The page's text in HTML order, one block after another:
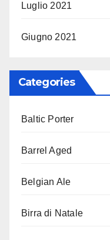
Luglio 2021
Giugno 2021
Categories
Baltic Porter
Barrel Aged
Belgian Ale
Birra di Natale